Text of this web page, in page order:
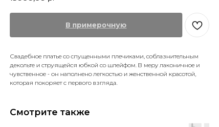
В примерочную
Свадебное платье со спущенными плечиками, соблазнительным
декольте и струящейся юбкой со шлейфом. В меру лаконичное и
чувственное - он наполнено легкостью и женственной красотой,
которая покоряет с первого взгляда.
Смотрите также